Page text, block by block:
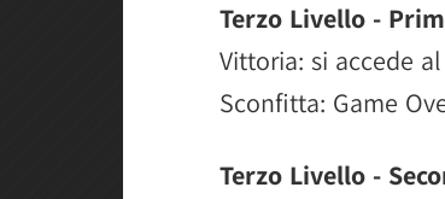
Terzo Livello -
Vittoria: si accede
Sconfitta: Game
Terzo Livello -